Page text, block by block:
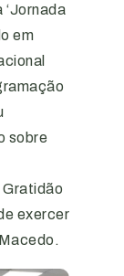
‘Jornada
em
sobre
exercer